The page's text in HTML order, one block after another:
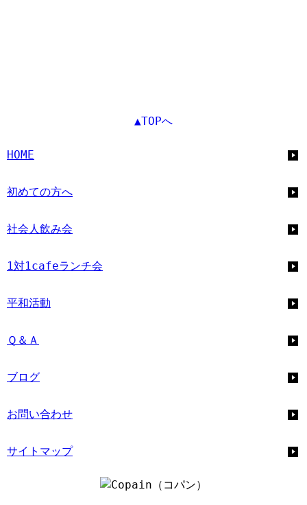
▲TOPへ
HOME
初めての方へ
社会人飲み会
1対1cafeランチ会
平和活動
Ｑ＆Ａ
ブログ
お問い合わせ
サイトマップ